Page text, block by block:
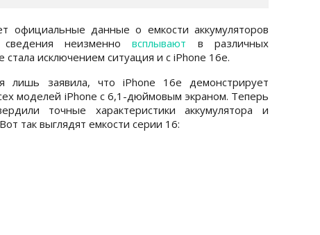
официальные данные о емкости аккумуляторов
сведения неизменновсплывают в различных
исключением ситуация и с iPhone 16e.
лишь заявила, что iPhone 16e демонстрирует
моделей iPhone с 6,1-дюймовым экраном. Теперь
точные характеристики аккумулятора и
так выглядят емкости серии 16: